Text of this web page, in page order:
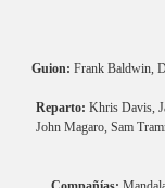
Guion: Frank Baldwin,
Reparto: Khris Davis,
John Magaro, Sam